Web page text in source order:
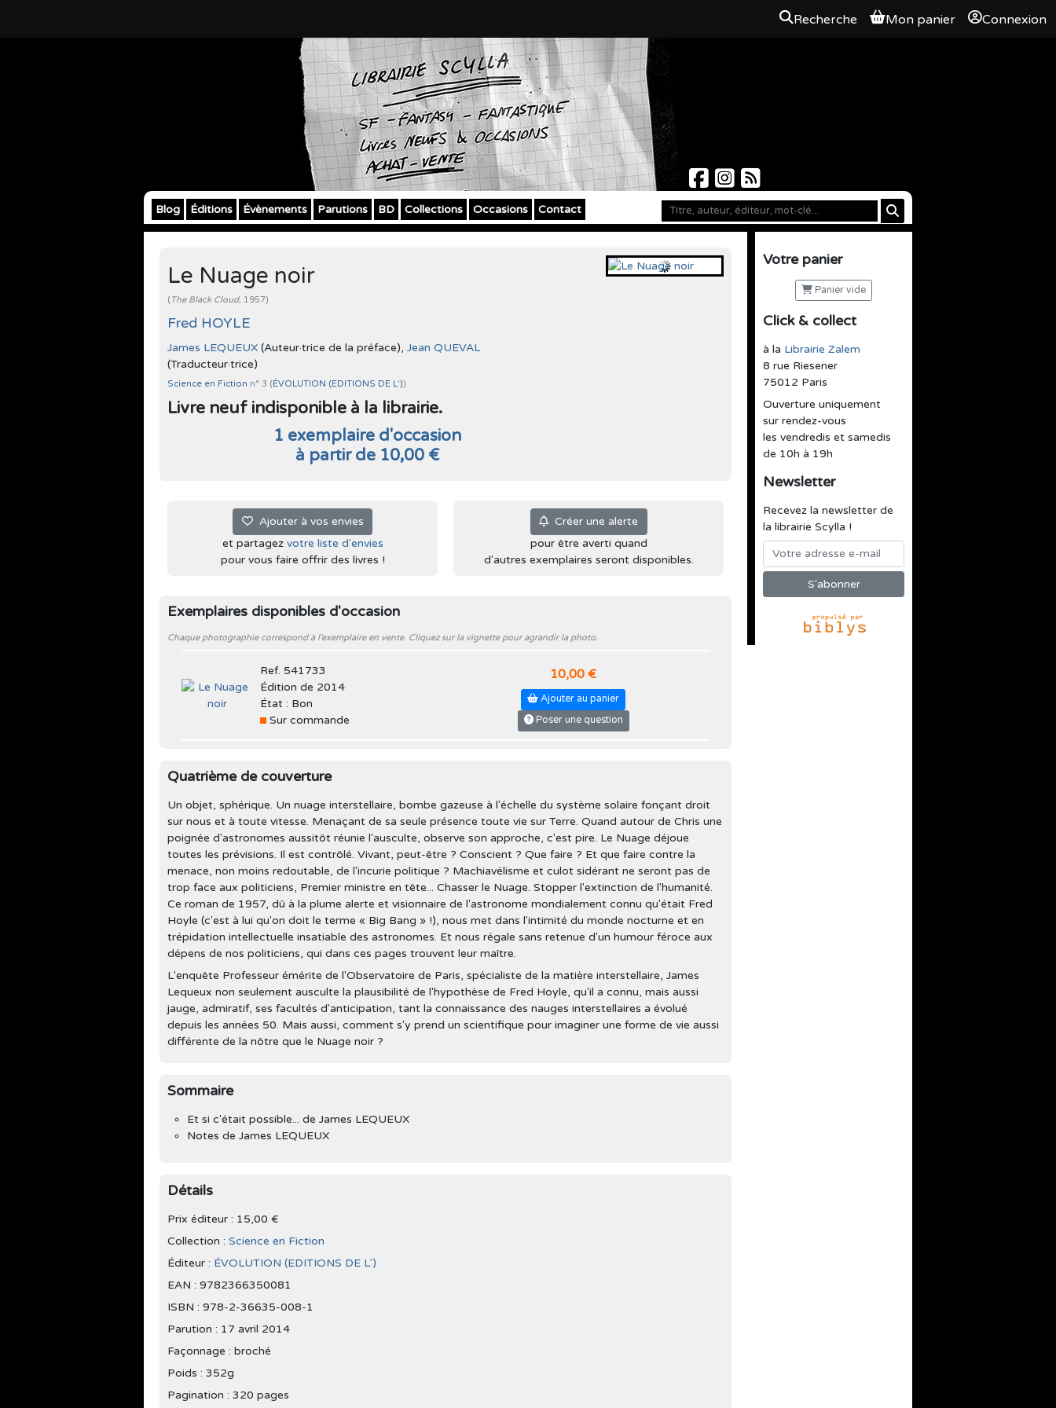
Recherche Mon panier Connexion
Blog Éditions Évènements Parutions BD Collections Occasions Contact
Votre panier
Panier vide
Click & collect
à la Librairie Zalem
8 rue Riesener
75012 Paris
Ouverture uniquement
sur rendez-vous
les vendredis et samedis
de 10h à 19h
Newsletter
Recevez la newsletter de
la librairie Scylla !
Le Nuage noir
( The Black Cloud, 1957)
Fred HOYLE
James LEQUEUX (Auteur·trice de la préface), Jean QUEVAL
(Traducteur·trice)
Science en Fiction n° 3 (ÉVOLUTION (EDITIONS DE L'))
Livre neuf indisponible à la librairie.
1 exemplaire d'occasion
à partir de 10,00 €
Ajouter à vos envies
et partagez votre liste d'envies
pour vous faire offrir des livres !
Créer une alerte
pour être averti quand
d'autres exemplaires seront disponibles.
Exemplaires disponibles d'occasion
Chaque photographie correspond à l'exemplaire en vente. Cliquez sur la vignette pour agrandir la photo.
Ref. 541733
Édition de 2014
État : Bon
Sur commande
10,00 €
Ajouter au panier
Poser une question
Quatrième de couverture
Un objet, sphérique. Un nuage interstellaire, bombe gazeuse à l'échelle du système solaire fonçant droit
sur nous et à toute vitesse. Menaçant de sa seule présence toute vie sur Terre. Quand autour de Chris une
poignée d'astronomes aussitôt réunie l'ausculte, observe son approche, c'est pire. Le Nuage déjoue
toutes les prévisions. Il est contrôlé. Vivant, peut-être ? Conscient ? Que faire ? Et que faire contre la
menace, non moins redoutable, de l'incurie politique ? Machiavélisme et culot sidérant ne seront pas de
trop face aux politiciens, Premier ministre en tête... Chasser le Nuage. Stopper l'extinction de l'humanité.
Ce roman de 1957, dû à la plume alerte et visionnaire de l'astronome mondialement connu qu'était Fred
Hoyle (c'est à lui qu'on doit le terme « Big Bang » !), nous met dans l'intimité du monde nocturne et en
trépidation intellectuelle insatiable des astronomes. Et nous régale sans retenue d'un humour féroce aux
dépens de nos politiciens, qui dans ces pages trouvent leur maître.
L'enquête Professeur émérite de l'Observatoire de Paris, spécialiste de la matière interstellaire, James
Lequeux non seulement ausculte la plausibilité de l'hypothèse de Fred Hoyle, qu'il a connu, mais aussi
jauge, admiratif, ses facultés d'anticipation, tant la connaissance des nauges interstellaires a évolué
depuis les années 50. Mais aussi, comment s'y prend un scientifique pour imaginer une forme de vie aussi
différente de la nôtre que le Nuage noir ?
Sommaire
Et si c'était possible... de James LEQUEUX
Notes de James LEQUEUX
Détails
Prix éditeur : 15,00 €
Collection : Science en Fiction
Éditeur : ÉVOLUTION (EDITIONS DE L')
EAN : 9782366350081
ISBN : 978-2-36635-008-1
Parution : 17 avril 2014
Façonnage : broché
Poids : 352g
Pagination : 320 pages